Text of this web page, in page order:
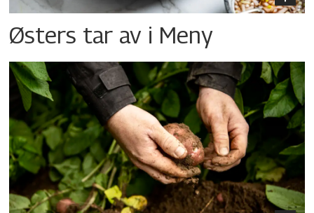
Østers tar av i Meny